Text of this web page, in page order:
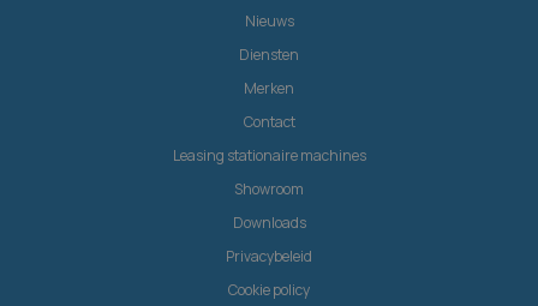
Nieuws
Diensten
Merken
Contact
Leasing stationaire machines
Showroom
Downloads
Privacybeleid
Cookie policy